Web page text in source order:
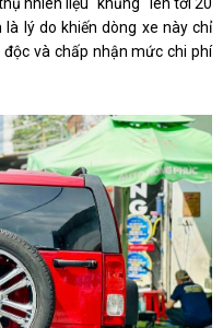
lý do khiến dòng xe này chỉ
và chấp nhận mức chi phí